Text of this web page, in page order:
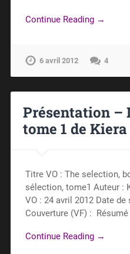
Continue Reading →
6 avril 2012 4
Présentation –
tome 1 de Kiera
Titre VO : The selection,
sélection, tome1 Auteur :
VO : 24 avril 2012 Date
Couverture (VF) :
Continue Reading →